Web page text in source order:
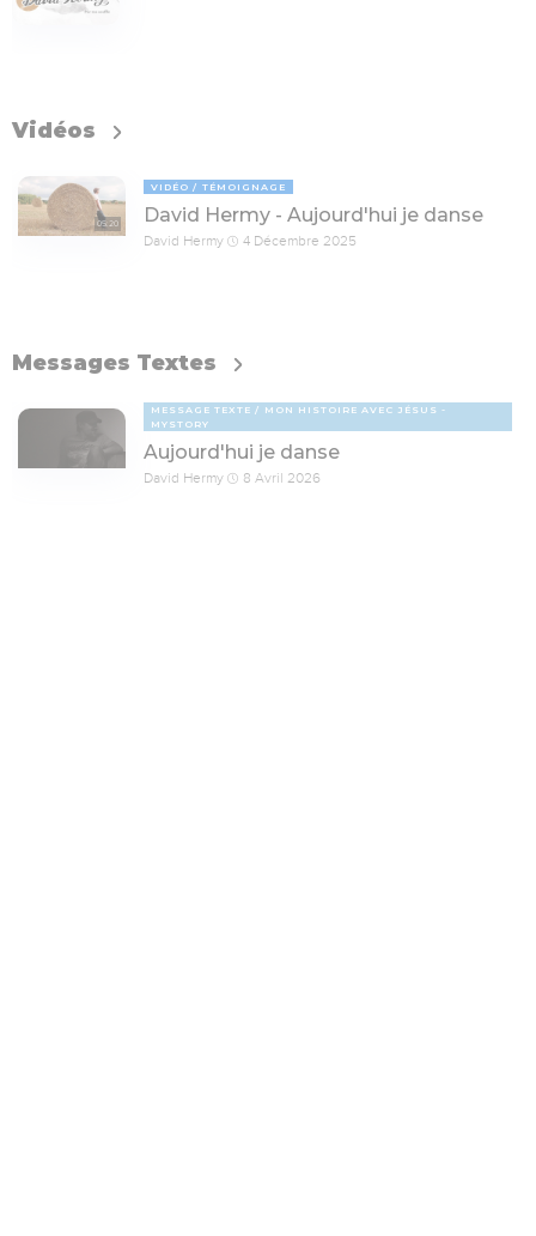
Vidéos
05:20
VIDÉO TÉMOIGNAGE
David Hermy - Aujourd'hui je danse
David Hermy 4 Décembre 2025
Messages Textes
MESSAGE TEXTE
MON HISTOIRE AVEC JÉSUS -
MYSTORY
Aujourd'hui je danse
David Hermy 8 Avril 2026